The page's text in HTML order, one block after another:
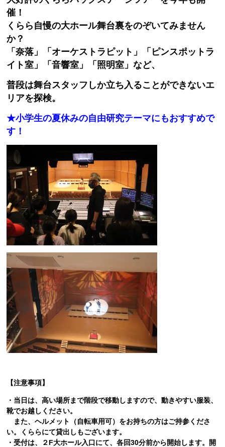
催！
くらら自慢の大ホール舞台裏をのぞいてみません
か？
「奈落」「オーケストラピット」「ピンスポットラ
イト室」
「音響室」「照明室」など、
普段は舞台スタッフしか立ち入ることができないエ
リアを探検。
★小学生の夏休みの自由研究テーマにもおすすめで
す！
【注意事項】
・当日は、高い場所まで階段で移動しますので、動きやすい服装、
靴でお越しください。
また、ヘルメット（自転車用可）をお持ちの方はご持参くださ
い。くららにて貸出しもございます。
・受付は、２F大ホール入口にて、各回30分前から開始します。開